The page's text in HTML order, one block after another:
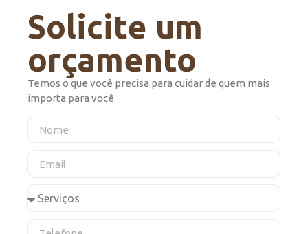
Solicite um
orçamento
Temos o que você precisa para cuidar de quem mais
importa para você